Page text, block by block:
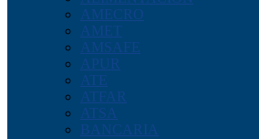
AMECRO
AMET
AMSAFE
APUR
ATE
ATFAR
ATSA
BANCARIA